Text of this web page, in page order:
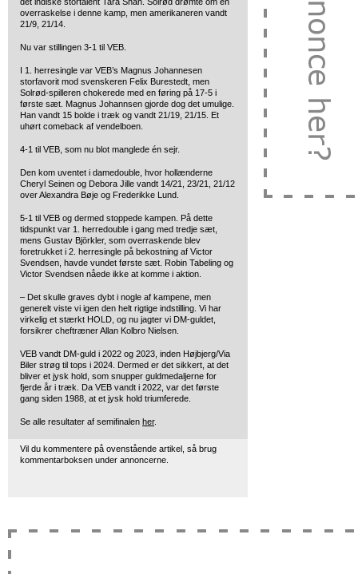
overraskelse i denne kamp, men amerikaneren vandt
21/9, 21/14.
Nu var stillingen 3-1 til VEB.
I 1. herresingle var VEB’s Magnus Johannesen
storfavorit mod svenskeren Felix Burestedt, men
Solrød-spilleren chokerede med en føring på 17-5 i
første sæt. Magnus Johannsen gjorde dog det umulige.
Han vandt 15 bolde i træk og vandt 21/19, 21/15. Et
uhørt comeback af vendelboen.
4-1 til VEB, som nu blot manglede én sejr.
Den kom uventet i damedouble, hvor hollænderne
Cheryl Seinen og Debora Jille vandt 14/21, 23/21, 21/12
over Alexandra Bøje og Frederikke Lund.
5-1 til VEB og dermed stoppede kampen. På dette
tidspunkt var 1. herredouble i gang med tredje sæt,
mens Gustav Björkler, som overraskende blev
foretrukket i 2. herresingle på bekostning af Victor
Svendsen, havde vundet første sæt. Robin Tabeling og
Victor Svendsen nåede ikke at komme i aktion.
– Det skulle graves dybt i nogle af kampene, men
generelt viste vi igen den helt rigtige indstilling. Vi har
virkelig et stærkt HOLD, og nu jagter vi DM-guldet,
forsikrer cheftræner Allan Kolbro Nielsen.
VEB vandt DM-guld i 2022 og 2023, inden Højbjerg/Via
Biler strøg til tops i 2024. Dermed er det sikkert, at det
bliver et jysk hold, som snupper guldmedaljerne for
fjerde år i træk. Da VEB vandt i 2022, var det første
gang siden 1988, at et jysk hold triumferede.
Se alle resultater af semifinalen her.
Vil du kommentere på ovenstående artikel, så brug
kommentarboksen under annoncerne.